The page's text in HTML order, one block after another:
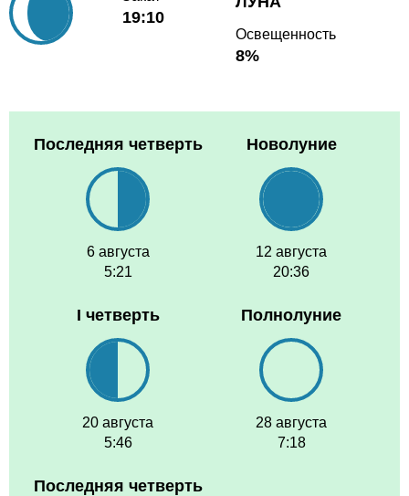
19:10
Освещенность
8%
Последняя четверть
6 августа
5:21
Новолуние
12 августа
20:36
I четверть
20 августа
5:46
Полнолуние
28 августа
7:18
Последняя четверть